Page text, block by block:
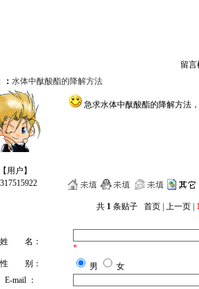
留言
水体中酞酸酯的降解方法
【 用户 】
急求水体中酞酸酯的降解方法
共 1条贴子 首页 | 上一页 |
姓 名：
*
性 别：
男
女
E-mail ：